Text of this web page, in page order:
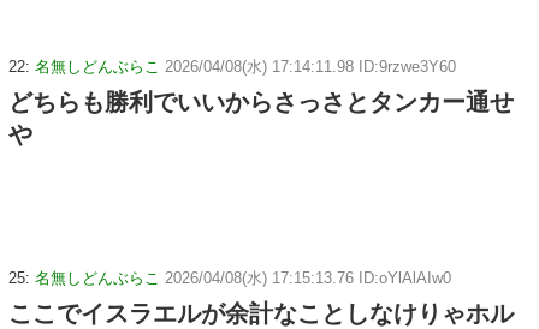
22: 名無しどんぶらこ 2026/04/08(水) 17:14:11.98 ID:9rzwe3Y60
どちらも勝利でいいからさっさとタンカー通せ
や
25: 名無しどんぶらこ 2026/04/08(水) 17:15:13.76 ID:oYlAlAIw0
ここでイスラエルが余計なことしなけりゃホル